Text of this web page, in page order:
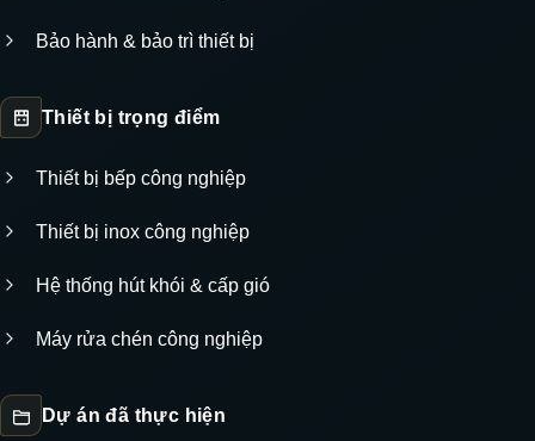
Bảo hành & bảo trì thiết bị
Thiết bị trọng điểm
Thiết bị bếp công nghiệp
Thiết bị inox công nghiệp
Hệ thống hút khói & cấp gió
Máy rửa chén công nghiệp
Dự án đã thực hiện